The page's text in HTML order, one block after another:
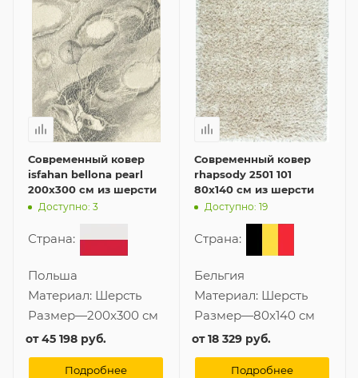
Современный ковер
isfahan bellona pearl
200x300 см из шерсти
Доступно: 3
Страна:
Польша
Материал: Шерсть
Размер—200x300 см
от45 198 руб.
Подробнее
Современный ковер
rhapsody 2501 101
80x140 см из шерсти
Доступно: 19
Страна:
Бельгия
Материал: Шерсть
Размер—80x140 см
от18 329 руб.
Подробнее